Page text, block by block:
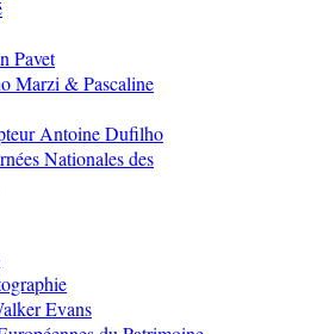
Pavet
Marzi & Pascaline
Antoine Dufilho
Nationales des
Evans